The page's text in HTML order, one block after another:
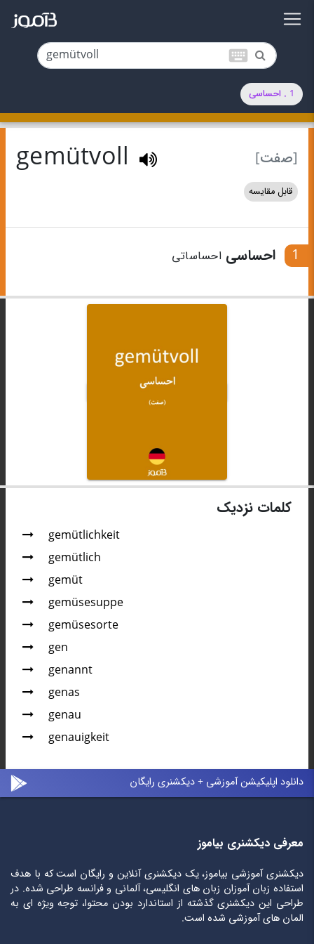
keyboard
1 . احساسی
[صفت] gemütvoll
قابل مقایسه
1 احساسی احساساتی
کلمات نزدیک
gemütlichkeit
gemütlich
gemüt
gemüsesuppe
gemüsesorte
gen
genannt
genas
genau
genauigkeit
دانلود اپلیکیشن آموزشی + دیکشنری رایگان
معرفی دیکشنری بیاموز
دیکشنری آموزشی بیاموز، یک دیکشنری آنلاین و رایگان است که با هدف
استفاده زبان آموزان زبان های انگلیسی، آلمانی و فرانسه طراحی شده. در
طراحی این دیکشنری گذشته از استاندارد بودن محتوا، توجه ویژه ای به
المان های آموزشی شده است.